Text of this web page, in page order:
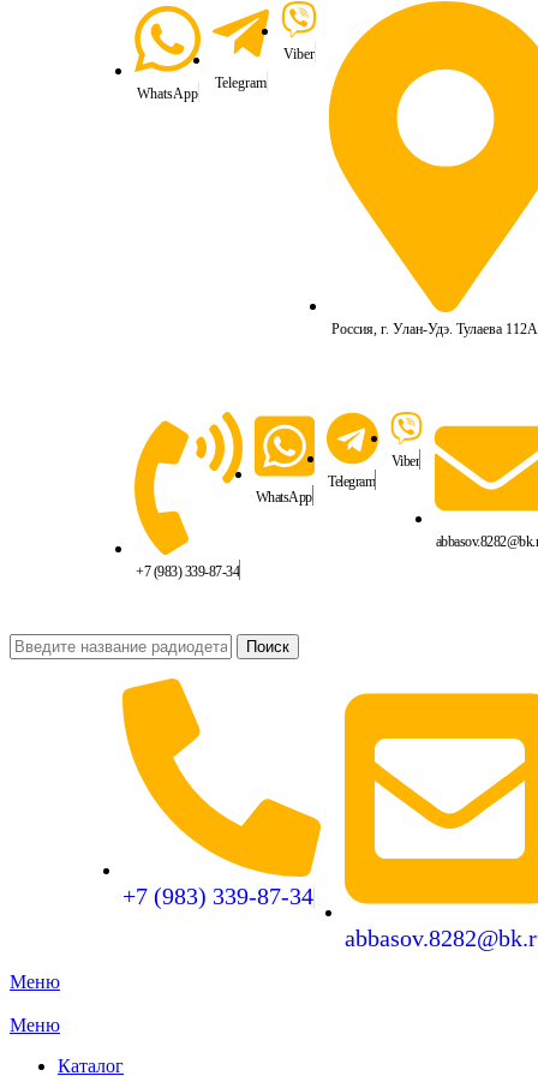
WhatsApp
Telegram
Viber
Россия, г. Улан-Удэ. Тулаева
+7 (983) 339-87-34
WhatsApp
Telegram
Viber
Поиск
+7 (983) 339-87-34
Меню
Меню
Каталог